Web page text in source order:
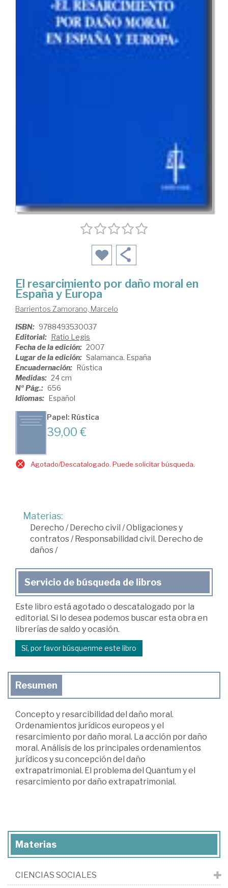
El resarcimiento por daño moral en
España y Europa
Barrientos Zamorano, Marcelo
ISBN: 9788493530037
Editorial: Ratio Legis
Fecha de la edición: 2007
Lugar de la edición: Salamanca. España
Encuadernación: Rústica
Medidas: 24 cm
Nº Pág.: 656
Idiomas: Español
Papel: Rústica
39,00 €
Agotado/Descatalogado. Puede solicitar búsqueda.
Materias:
Derecho /Derecho civil /Obligaciones y
contratos/Responsabilidad civil. Derecho de
daños/
Servicio de búsqueda de libros
Este libro está agotado o descatalogado por la
editorial. Si lo desea podemos buscar esta obra en
librerías de saldo y ocasión.
Sí, por favor búsquenme este libro
Resumen
Concepto y resarcibilidad del daño moral.
Ordenamientos jurídicos europeos y el
resarcimiento por daño moral. La acción por daño
moral. Análisis de los principales ordenamientos
jurídicos y su concepción del daño
extrapatrimonial. El problema del Quantum y el
resarcimiento por daño extrapatrimonial.
Materias
CIENCIAS SOCIALES